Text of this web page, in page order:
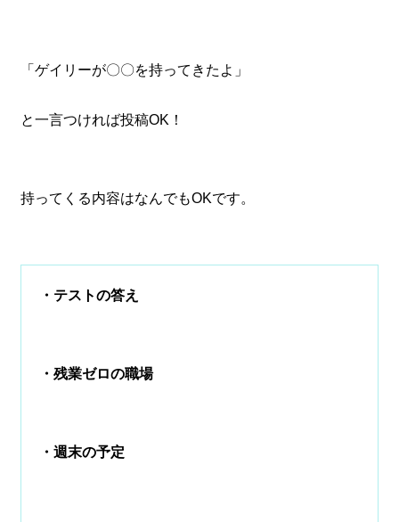
「ゲイリーが〇〇を持ってきたよ」
と一言つければ投稿OK！
持ってくる内容はなんでもOKです。
・テストの答え
・残業ゼロの職場
・週末の予定